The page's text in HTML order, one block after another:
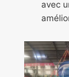
avec